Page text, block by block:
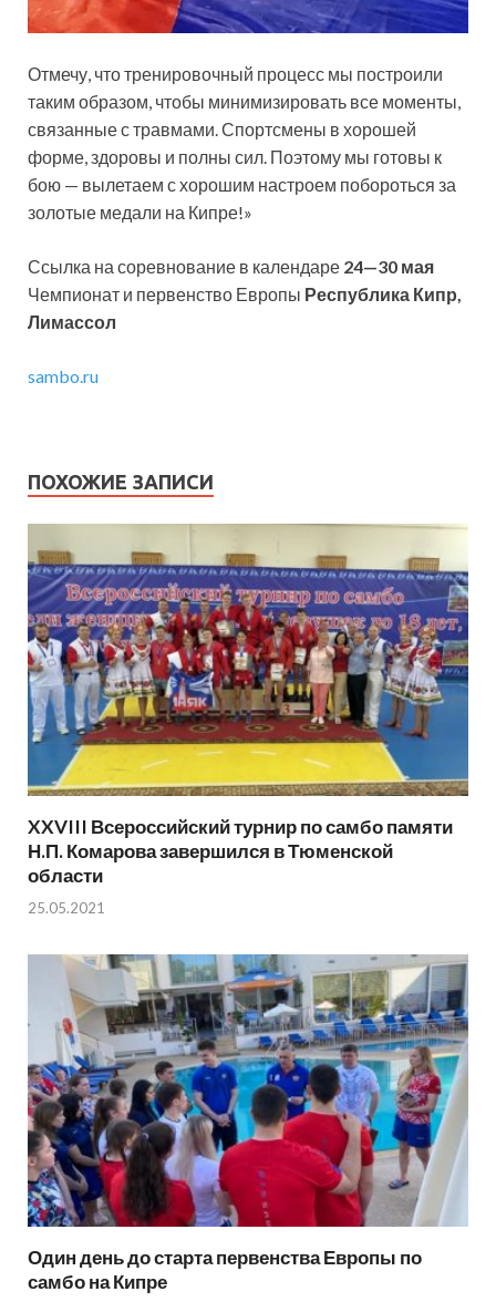
Отмечу, что тренировочный процесс мы построили
таким образом, чтобы минимизировать все моменты,
связанные с травмами. Спортсмены в хорошей
форме, здоровы и полны сил. Поэтому мы готовы к
бою — вылетаем с хорошим настроем побороться за
золотые медали на Кипре!»
Ссылка на соревнование в календаре 24—30 мая
Чемпионат и первенство Европы Республика Кипр,
Лимассол
sambo.ru
ПОХОЖИЕ ЗАПИСИ
XXVIII Всероссийский турнир по самбо памяти
Н.П. Комарова завершился в Тюменской
области
25.05.2021
Один день до старта первенства Европы по
самбо на Кипре